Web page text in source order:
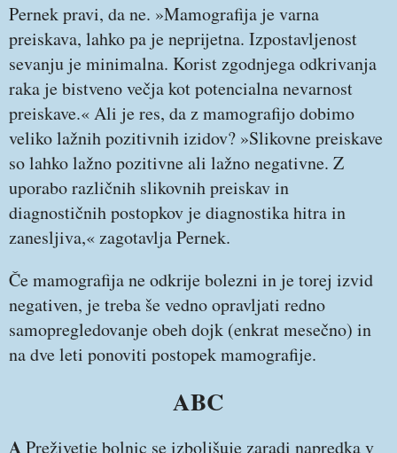
Pernek pravi, da ne. »Mamografija je varna
preiskava, lahko pa je neprijetna. Izpostavljenost
sevanju je minimalna. Korist zgodnjega odkrivanja
raka je bistveno večja kot potencialna nevarnost
preiskave.« Ali je res, da z mamografijo dobimo
veliko lažnih pozitivnih izidov? »Slikovne preiskave
so lahko lažno pozitivne ali lažno negativne. Z
uporabo različnih slikovnih preiskav in
diagnostičnih postopkov je diagnostika hitra in
zanesljiva,« zagotavlja Pernek.
Če mamografija ne odkrije bolezni in je torej izvid
negativen, je treba še vedno opravljati redno
samopregledovanje obeh dojk (enkrat mesečno) in
na dve leti ponoviti postopek mamografije.
ABC
A Preživetje bolnic se izboljšuje zaradi napredka v